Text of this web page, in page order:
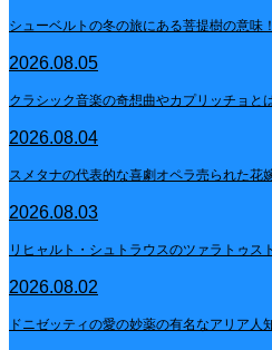
シューベルトの冬の旅にある菩提樹の意味
2026.08.05
クラシック音楽の奇想曲やカプリッチョと
2026.08.04
スメタナの代表的な喜劇オペラ売られた花
2026.08.03
リヒャルト・シュトラウスのツァラトゥス
2026.08.02
ドニゼッティの愛の妙薬の有名なアリア人